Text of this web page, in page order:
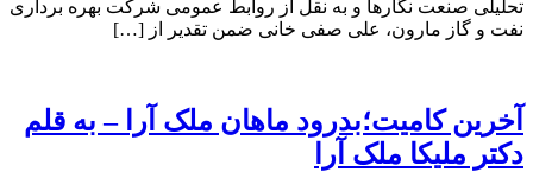
تحلیلی صنعت نگارها و به نقل از روابط عمومی شرکت بهره برداری
نفت و گاز مارون، علی صفی خانی ضمن تقدیر از […]
آخرین کامیت؛بدرود ماهان ملک آرا – به قلم
دکتر ملیکا ملک آرا